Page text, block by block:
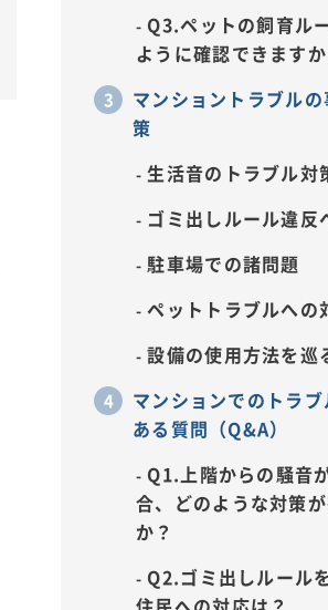
Q3.ペットの飼育ル
ように確認できますか
マンショントラブル
策
生活音のトラブル対
ゴミ出しルール違反
駐車場での諸問題
ペットトラブルへの
設備の使用方法を巡
マンションでのトラブ
ある質問（Q&A）
Q1.上階からの騒音
合、どのような対策
か？
Q2.ゴミ出しルール